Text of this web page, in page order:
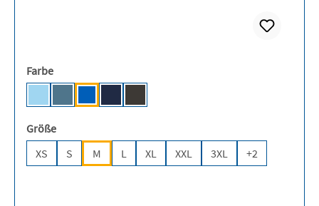
Farbeauswählen
Sky Blue [JN]
Airforce Blue
Sapphire Blue [JH]
Oxford Navy [JH]
Storm Grey (Solid) [JH]
Größeauswählen
XS
S M L XL XXL 3XL +2